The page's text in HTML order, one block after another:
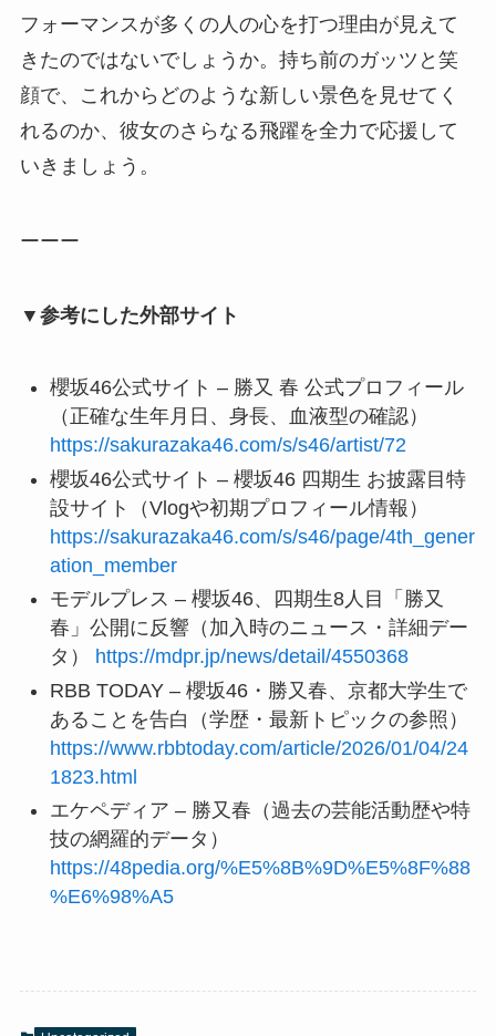
フォーマンスが多くの人の心を打つ理由が見えて
きたのではないでしょうか。持ち前のガッツと笑
顔で、これからどのような新しい景色を見せてく
れるのか、彼女のさらなる飛躍を全力で応援して
いきましょう。
ーーー
▼参考にした外部サイト
櫻坂46公式サイト – 勝又 春 公式プロフィール
（正確な生年月日、身長、血液型の確認）
https://sakurazaka46.com/s/s46/artist/72
櫻坂46公式サイト – 櫻坂46 四期生 お披露目特
設サイト（Vlogや初期プロフィール情報）
https://sakurazaka46.com/s/s46/page/4th_gener
ation_member
モデルプレス – 櫻坂46、四期生8人目「勝又
春」公開に反響（加入時のニュース・詳細デー
タ）
https://mdpr.jp/news/detail/4550368
RBB TODAY – 櫻坂46・勝又春、京都大学生で
あることを告白（学歴・最新トピックの参照）
https://www.rbbtoday.com/article/2026/01/04/24
1823.html
エケペディア – 勝又春（過去の芸能活動歴や特
技の網羅的データ）
https://48pedia.org/%E5%8B%9D%E5%8F%88
%E6%98%A5